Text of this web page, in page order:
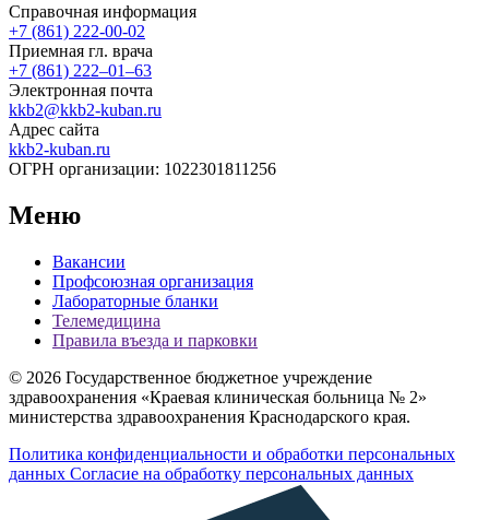
Справочная информация
+7 (861) 222-00-02
Приемная гл. врача
+7 (861) 222‒01‒63
Электронная почта
kkb2@kkb2-kuban.ru
Адрес сайта
kkb2-kuban.ru
ОГРН организации: 1022301811256
Меню
Вакансии
Профсоюзная организация
Лабораторные бланки
Телемедицина
Правила въезда и парковки
© 2026 Государственное бюджетное учреждение
здравоохранения «Краевая клиническая больница № 2»
министерства здравоохранения Краснодарского края.
Политика конфиденциальности и обработки персональных
данных Согласие на обработку персональных данных